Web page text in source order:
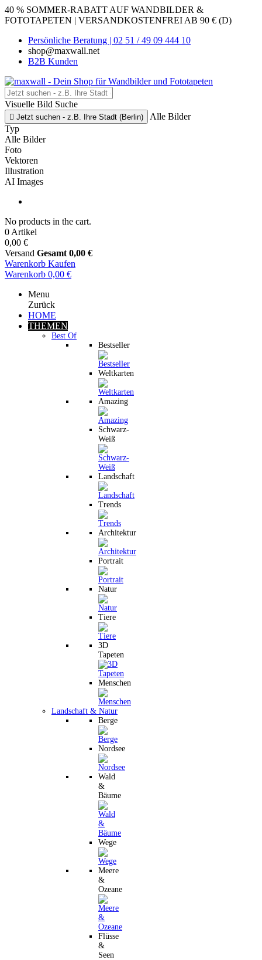
40 % SOMMER-RABATT AUF WANDBILDER &
FOTOTAPETEN | VERSANDKOSTENFREI AB 90 € (D)
Persönliche Beratung | 02 51 / 49 09 444 10
shop@maxwall.net
B2B Kunden
Visuelle Bild Suche
 Jetzt suchen - z.B. Ihre Stadt (Berlin)
Alle Bilder
Typ
Alle Bilder
Foto
Vektoren
Illustration
AI Images
No products in the cart.
0 Artikel
0,00 €
Versand Gesamt 0,00 €
Warenkorb Kaufen
Warenkorb 0,00 €
Menu
Zurück
HOME
THEMEN
Best Of
Bestseller
Weltkarten
Amazing
Schwarz-
Weiß
Landschaft
Trends
Architektur
Portrait
Natur
Tiere
3D
Tapeten
Menschen
Landschaft & Natur
Berge
Nordsee
Wald
&
Bäume
Wege
Meere
&
Ozeane
Flüsse
&
Seen